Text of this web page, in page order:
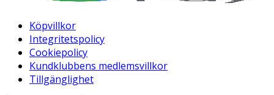
Köpvillkor
Integritetspolicy
Cookiepolicy
Kundklubbens medlemsvillkor
Tillgänglighet